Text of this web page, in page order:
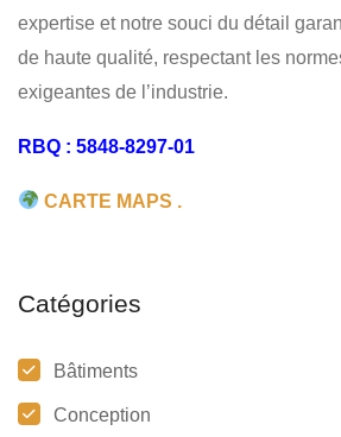
expertise et notre souci du détail
de haute qualité, respectant les
exigeantes de l’industrie.
RBQ : 5848-8297-01
CARTE MAPS .
Catégories
Bâtiments
Conception